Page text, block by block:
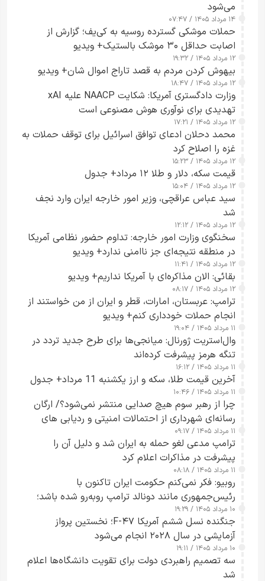
می‌شود
۱۴ مرداد ۱۴۰۵ / ۰۷:۴۷
حملات موشکی گسترده روسیه به کی‌یف؛ گزارش از
اصابت حداقل ۳۰ موشک بالستیک+ ویدیو
۱۲ مرداد ۱۴۰۵ / ۱۹:۳۲
بیهوش کردن مردم به قصد تاراج اموال شان+ ویدیو
۱۲ مرداد ۱۴۰۵ / ۱۸:۴۷
وزارت دادگستری آمریکا: شکایت NAACP علیه xAI
تهدیدی برای نوآوری هوش مصنوعی است
۱۲ مرداد ۱۴۰۵ / ۱۷:۲۱
محمد دحلان ادعای توافق اسرائیل برای توقف حملات به
غزه را اصلاح کرد
۱۲ مرداد ۱۴۰۵ / ۱۵:۲۳
قیمت سکه، دلار و طلا ۱۲ مرداد+ جدول
۱۲ مرداد ۱۴۰۵ / ۱۵:۰۴
سید عباس عراقچی، وزیر امور خارجه ایران وارد نجف
شد
۱۲ مرداد ۱۴۰۵ / ۱۲:۱۲
سخنگوی وزارت امور خارجه: تداوم حضور نظامی آمریکا
در منطقه نتیجه‌ای جز ناامنی ندارد+ ویدیو
۱۲ مرداد ۱۴۰۵ / ۱۱:۴۱
بقائی: الان مذاکره‌ای با آمریکا نداریم+ ویدیو
۱۲ مرداد ۱۴۰۵ / ۰۸:۱۷
ترامپ: عربستان، امارات، قطر و ایران از من خواستند از
انجام حملات خودداری کنم+ ویدیو
۱۱ مرداد ۱۴۰۵ / ۱۹:۰۴
وال‌استریت ژورنال: میانجی‌ها برای طرح جدید تردد در
تنگه هرمز پیشرفت کرده‌اند
۱۱ مرداد ۱۴۰۵ / ۱۶:۱۲
آخرین قیمت طلا، سکه و ارز یکشنبه 11 مرداد+ جدول
۱۱ مرداد ۱۴۰۵ / ۱۰:۴۶
چرا از رهبر سوم هیچ صدایی منتشر نمی‌شود؟/ ارگان
رسانه‌ای شهرداری از احتمالات امنیتی و ردیابی های
جاسوسی گفت
۱۱ مرداد ۱۴۰۵ / ۰۹:۱۷
ترامپ مدعی لغو حمله به ایران شد و دلیل آن را
پیشرفت در مذاکرات اعلام کرد
۱۱ مرداد ۱۴۰۵ / ۰۸:۱۸
روبیو: فکر نمی‌کنم حکومت ایران تاکنون با
رئیس‌جمهوری مانند دونالد ترامپ روبه‌رو شده باشد؛
کسی که واقعاً دست به اقدام می‌زند
۱۰ مرداد ۱۴۰۵ / ۱۹:۲۹
جنگنده نسل ششم آمریکا F-۴۷؛ نخستین پرواز
آزمایشی در سال ۲۰۲۸ انجام می‌شود
۱۰ مرداد ۱۴۰۵ / ۱۹:۱۱
سه تصمیم راهبردی دولت برای تقویت دانشگاه‌ها اعلام
شد